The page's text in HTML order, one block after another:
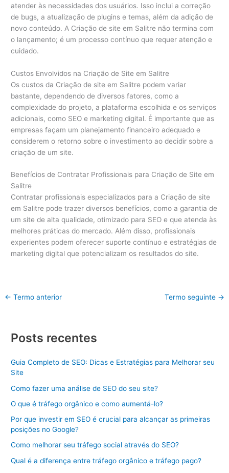
atender às necessidades dos usuários. Isso inclui a correção
de bugs, a atualização de plugins e temas, além da adição de
novo conteúdo. A Criação de site em Salitre não termina com
o lançamento; é um processo contínuo que requer atenção e
cuidado.
Custos Envolvidos na Criação de Site em Salitre
Os custos da Criação de site em Salitre podem variar
bastante, dependendo de diversos fatores, como a
complexidade do projeto, a plataforma escolhida e os serviços
adicionais, como SEO e marketing digital. É importante que as
empresas façam um planejamento financeiro adequado e
considerem o retorno sobre o investimento ao decidir sobre a
criação de um site.
Benefícios de Contratar Profissionais para Criação de Site em
Salitre
Contratar profissionais especializados para a Criação de site
em Salitre pode trazer diversos benefícios, como a garantia de
um site de alta qualidade, otimizado para SEO e que atenda às
melhores práticas do mercado. Além disso, profissionais
experientes podem oferecer suporte contínuo e estratégias de
marketing digital que potencializam os resultados do site.
← Termo anterior Termo seguinte →
Posts recentes
Guia Completo de SEO: Dicas e Estratégias para Melhorar seu
Site
Como fazer uma análise de SEO do seu site?
O que é tráfego orgânico e como aumentá-lo?
Por que investir em SEO é crucial para alcançar as primeiras
posições no Google?
Como melhorar seu tráfego social através do SEO?
Qual é a diferença entre tráfego orgânico e tráfego pago?